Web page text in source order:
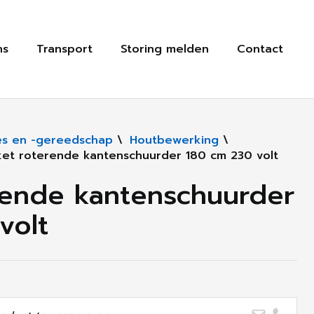
Transport Storing melden Contact
en -gereedschap \ Houtbewerking \
roterende kantenschuurder 180 cm 230 volt
kantenschuurder